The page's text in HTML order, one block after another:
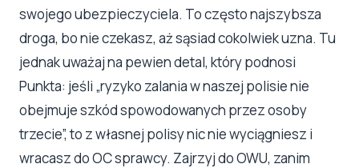
swojego ubezpieczyciela. To często najszybsza
droga, bo nie czekasz, aż sąsiad cokolwiek uzna. Tu
jednak uważaj na pewien detal, który podnosi
Punkta: jeśli „ryzyko zalania w naszej polisie nie
obejmuje szkód spowodowanych przez osoby
trzecie”, to z własnej polisy nic nie wyciągniesz i
wracasz do OC sprawcy. Zajrzyj do OWU, zanim